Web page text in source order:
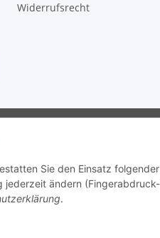
Sie den Einsatz
jederzeit ändern
.
Widerrufsrecht